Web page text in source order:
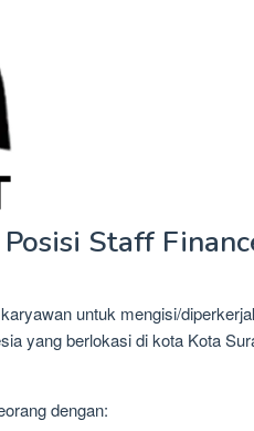
Staff
untuk mengisi/
yang berlokasi di kota Kota
dengan: